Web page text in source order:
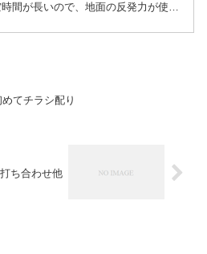
間が長いので、地面の反発力が使え
いという左右差が見られる。 クリッ
めてチラシ配り
ち合わせ他